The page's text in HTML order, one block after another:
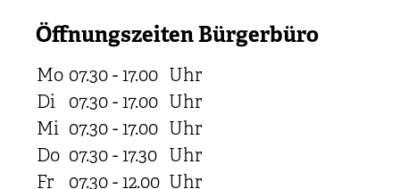
Öffnungszeiten Bürgerbüro
Mo 07.30 - 17.00 Uhr
Di
07.30 - 17.00 Uhr
Mi 07.30 - 17.00 Uhr
Do 07.30 - 17.30 Uhr
Fr
07.30 - 12.00 Uhr